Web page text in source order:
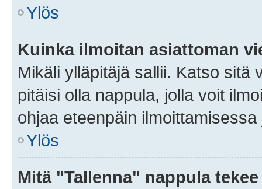
Ylös
Kuinka ilmoitan asiattoman
Mikäli ylläpitäjä sallii. Katso sitä
pitäisi olla nappula, jolla voit
ohjaa eteenpäin
Ylös
Mitä "Tallenna" nappula